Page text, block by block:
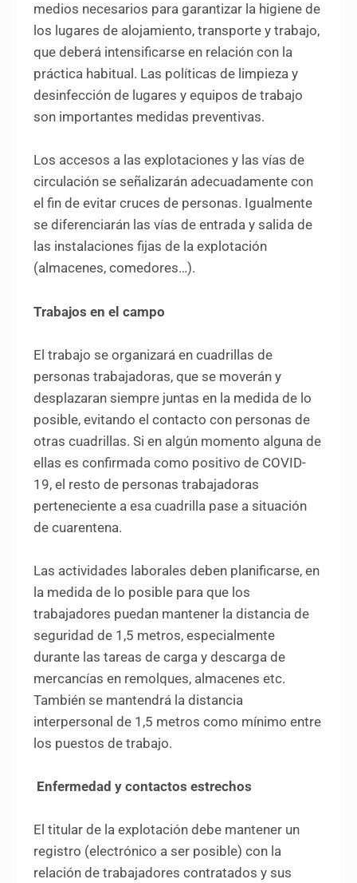
medios necesarios para garantizar la higiene de
los lugares de alojamiento, transporte y trabajo,
que deberá intensificarse en relación con la
práctica habitual. Las políticas de limpieza y
desinfección de lugares y equipos de trabajo
son importantes medidas preventivas.
Los accesos a las explotaciones y las vías de
circulación se señalizarán adecuadamente con
el fin de evitar cruces de personas. Igualmente
se diferenciarán las vías de entrada y salida de
las instalaciones fijas de la explotación
(almacenes, comedores…).
Trabajos en el campo
El trabajo se organizará en cuadrillas de
personas trabajadoras, que se moverán y
desplazaran siempre juntas en la medida de lo
posible, evitando el contacto con personas de
otras cuadrillas. Si en algún momento alguna de
ellas es confirmada como positivo de COVID-
19, el resto de personas trabajadoras
perteneciente a esa cuadrilla pase a situación
de cuarentena.
Las actividades laborales deben planificarse, en
la medida de lo posible para que los
trabajadores puedan mantener la distancia de
seguridad de 1,5 metros, especialmente
durante las tareas de carga y descarga de
mercancías en remolques, almacenes etc.
También se mantendrá la distancia
interpersonal de 1,5 metros como mínimo entre
los puestos de trabajo.
Enfermedad y contactos estrechos
El titular de la explotación debe mantener un
registro (electrónico a ser posible) con la
relación de trabajadores contratados y sus